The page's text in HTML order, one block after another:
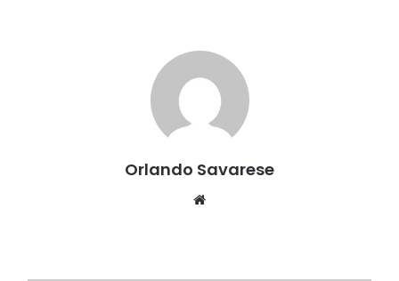
Orlando Savarese